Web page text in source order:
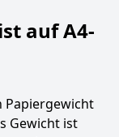
auf A4-
Papiergewicht
Gewicht ist